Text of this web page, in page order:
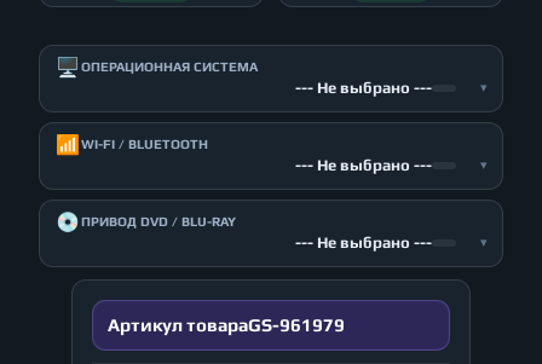
🖥️ ОПЕРАЦИОННАЯ СИСТЕМА
--- Не выбрано --- ▾
📶 WI-FI / BLUETOOTH
--- Не выбрано --- ▾
💿ПРИВОД DVD / BLU-RAY
--- Не выбрано --- ▾
Артикул товараGS-961979